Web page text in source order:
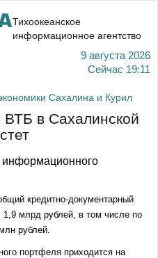
Тихоокеанское
информационное агентство
9 августа 2026
Сейчас 19:11
Сахалина и Курил
в Сахалинской
информационного
кредитно-документарный
млрд рублей, в том числе по
рублей.
портфеля приходится на